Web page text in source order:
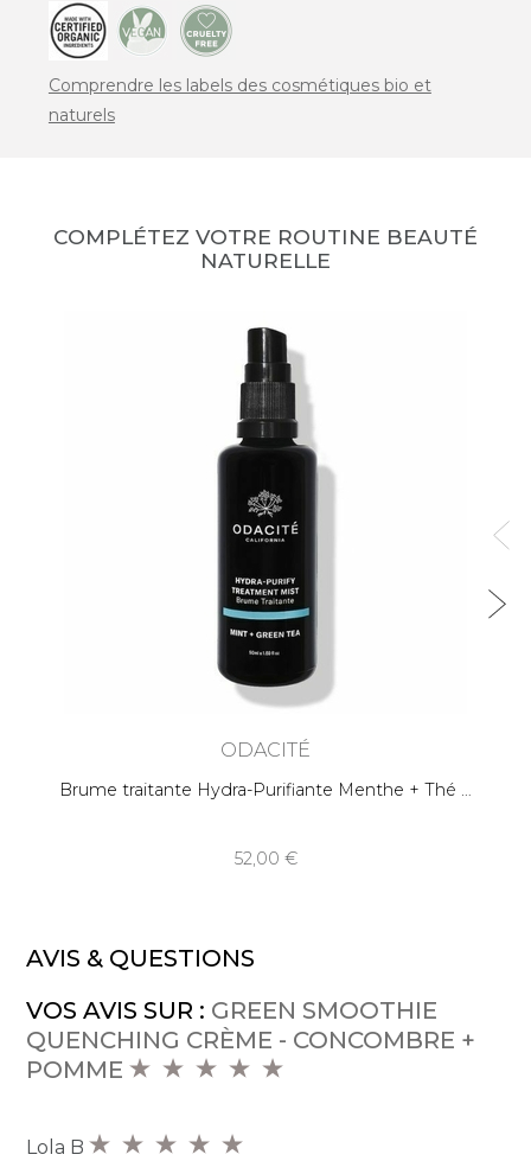
Comprendre les labels des cosmétiques bio et
naturels
COMPLÉTEZ VOTRE ROUTINE BEAUTÉ
NATURELLE
ODACITÉ
Brume traitante Hydra-Purifiante Menthe + Thé
52,00
AVIS & QUESTIONS
VOS AVIS SUR : GREEN SMOOTHIE
QUENCHING CRÈME - CONCOMBRE +
POMME
Lola B